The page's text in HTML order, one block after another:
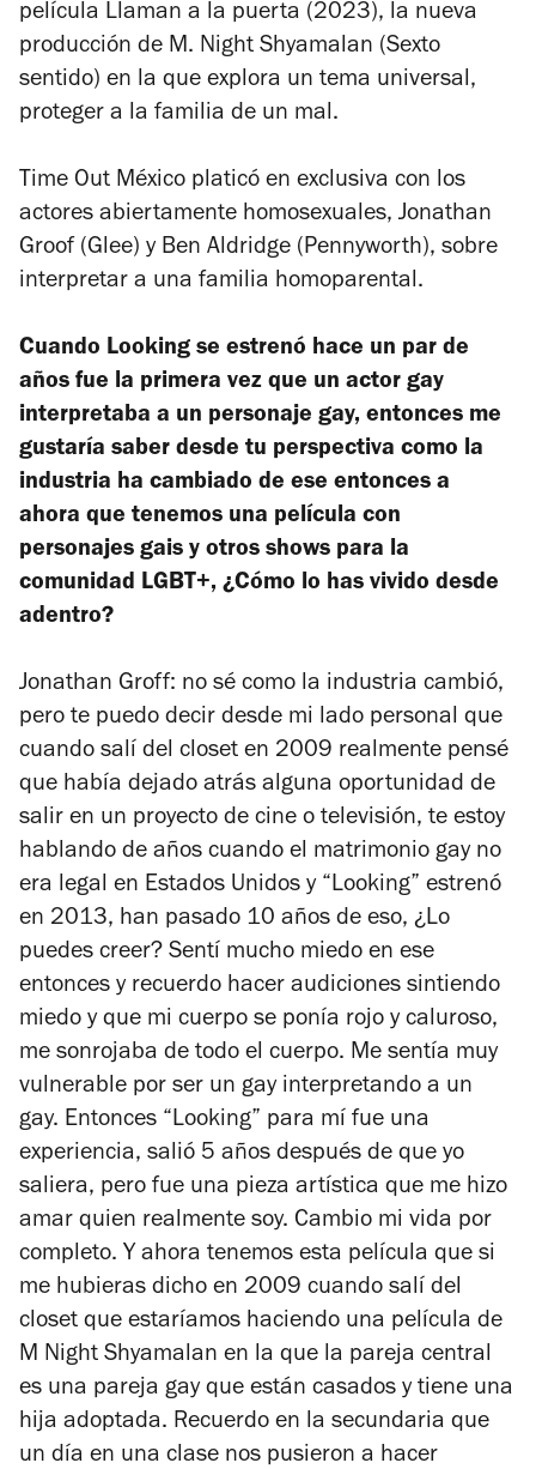
película Llaman a la puerta (2023), la nueva
producción de M. Night Shyamalan (Sexto
sentido) en la que explora un tema universal,
proteger a la familia de un mal.
Time Out México platicó en exclusiva con los
actores abiertamente homosexuales, Jonathan
Groof (Glee) y Ben Aldridge (Pennyworth), sobre
interpretar a una familia homoparental.
Cuando Looking se estrenó hace un par de
años fue la primera vez que un actor gay
interpretaba a un personaje gay, entonces me
gustaría saber desde tu perspectiva como la
industria ha cambiado de ese entonces a
ahora que tenemos una película con
personajes gais y otros shows para la
comunidad LGBT+, ¿Cómo lo has vivido desde
adentro?
Jonathan Groff: no sé como la industria cambió,
pero te puedo decir desde mi lado personal que
cuando salí del closet en 2009 realmente pensé
que había dejado atrás alguna oportunidad de
salir en un proyecto de cine o televisión, te estoy
hablando de años cuando el matrimonio gay no
era legal en Estados Unidos y “Looking” estrenó
en 2013, han pasado 10 años de eso, ¿Lo
puedes creer? Sentí mucho miedo en ese
entonces y recuerdo hacer audiciones sintiendo
miedo y que mi cuerpo se ponía rojo y caluroso,
me sonrojaba de todo el cuerpo. Me sentía muy
vulnerable por ser un gay interpretando a un
gay. Entonces “Looking” para mí fue una
experiencia, salió 5 años después de que yo
saliera, pero fue una pieza artística que me hizo
amar quien realmente soy. Cambio mi vida por
completo. Y ahora tenemos esta película que si
me hubieras dicho en 2009 cuando salí del
closet que estaríamos haciendo una película de
M Night Shyamalan en la que la pareja central
es una pareja gay que están casados y tiene una
hija adoptada. Recuerdo en la secundaria que
un día en una clase nos pusieron a hacer